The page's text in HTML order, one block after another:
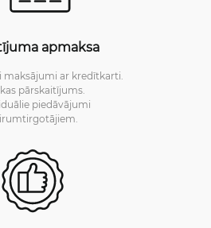
apmaksa
ar kredītkarti.
pārskaitījums.
piedāvājumi